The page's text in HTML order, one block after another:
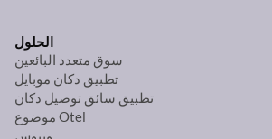
الحلول
سوق متعدد البائعين
تطبيق دكان موبايل
تطبيق سائق توصيل دكان
موضوع Otel
ويبوس